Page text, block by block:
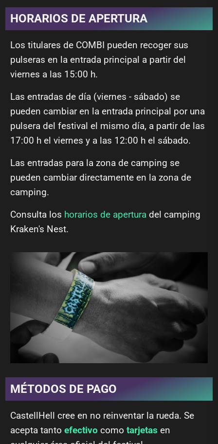
HORARIOS DE APERTURA
Los titulares de COMBI pueden recoger sus
pulseras en la entrada principal a partir del
viernes a las 15:00 h.
Las entradas de día (viernes - sábado) se
pueden cambiar en la entrada principal por una
pulsera del festival el mismo día, a partir de las
17:00 h el viernes y a las 12:00 h el sábado.
Las entradas para la zona de camping se
pueden cambiar directamente en la zona de
camping.
Consulta los horarios de aperturadel camping
Kraken's Nest.
MÉTODOS DE PAGO
CastellHell cree en no reinventar la rueda. Se
acepta tanto efectivo como tarjetas en